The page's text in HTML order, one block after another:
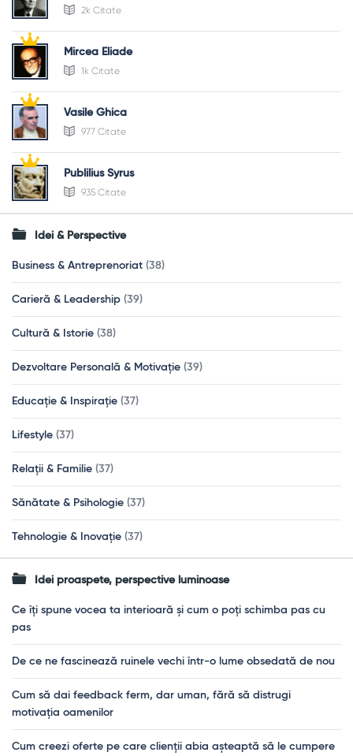
2k Citate
Mircea Eliade
1k Citate
Vasile Ghica
977 Citate
Publilius Syrus
935 Citate
Idei & Perspective
Business & Antreprenoriat (38)
Carieră & Leadership (39)
Cultură & Istorie (38)
Dezvoltare Personală & Motivație (39)
Educație & Inspirație (37)
Lifestyle (37)
Relații & Familie (37)
Sănătate & Psihologie (37)
Tehnologie & Inovație (37)
Idei proaspete, perspective luminoase
Ce îți spune vocea ta interioară și cum o poți schimba pas cu
pas
De ce ne fascinează ruinele vechi într-o lume obsedată de nou
Cum să dai feedback ferm, dar uman, fără să distrugi
motivația oamenilor
Cum creezi oferte pe care clienții abia așteaptă să le cumpere